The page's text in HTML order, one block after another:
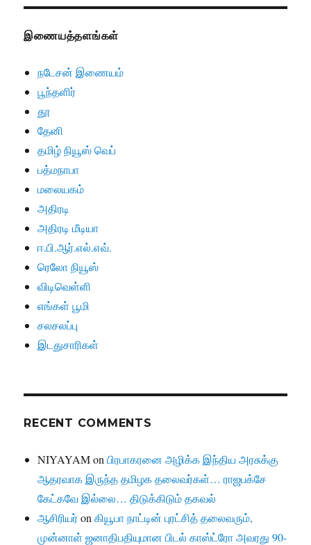
இணையத்தளங்கள்
நடேசன் இணையம்
பூந்தளிர்
தூ
தேனி
தமிழ் நியூஸ் வெப்
பத்மநாபா
மலையகம்
அதிரடி
அதிரடி மீடியா
ஈ.பி.ஆர்.எல்.எவ்.
ரெலோ நியூஸ்
விடிவெள்ளி
எங்கள் பூமி
சலசலப்பு
இடதுசாரிகள்
RECENT COMMENTS
NIYAYAMonபிரபாகரனை அழிக்க இந்திய அரசுக்கு
ஆதரவாக இருந்த தமிழக தலைவர்கள்… ராஜபக்சே
கேட்கவே இல்லை… திடுக்கிடும் தகவல்
ஆசிரியர்onகியூபா நாட்டின் புரட்சித் தலைவரும்,
முன்னாள் ஜனாதிபதியுமான பிடல் காஸ்ட்ரோ அவரது 90-